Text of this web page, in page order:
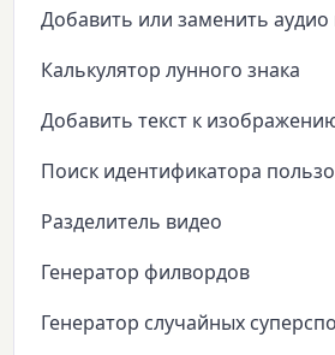
Добавить или заменить аудио
Калькулятор лунного знака
Добавить текст к
Поиск идентификатора
Разделитель видео
Генератор филвордов
Генератор случайных